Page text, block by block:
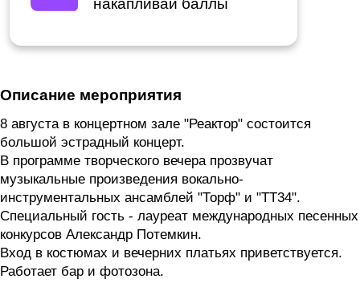
накапливай баллы
Описание мероприятия
8 августа в концертном зале "Реактор" состоится
большой эстрадный концерт.
В программе творческого вечера прозвучат
музыкальные произведения вокально-
инструментальных ансамблей "Торф" и "ТТ34".
Специальный гость - лауреат международных песенных
конкурсов Александр Потемкин.
Вход в костюмах и вечерних платьях приветствуется.
Работает бар и фотозона.